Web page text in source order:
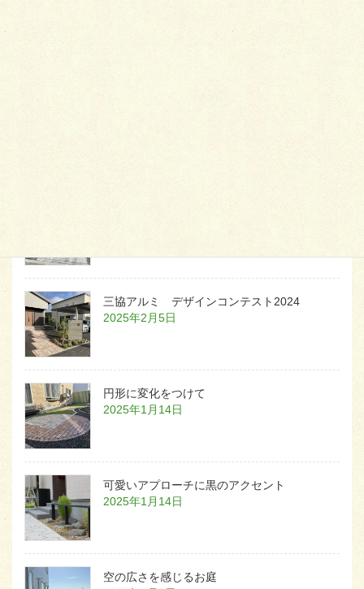
三協アルミ デザインコンテスト2024
2025年2月5日
円形に変化をつけて
2025年1月14日
可愛いアプローチに黒のアクセント
2025年1月14日
空の広さを感じるお庭